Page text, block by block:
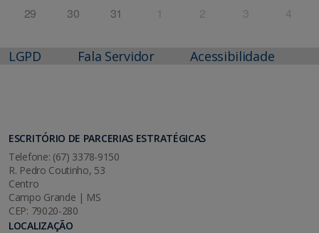
29 30 31 1 2 3 4
LGPD Fala Servidor Acessibilidade
ESCRITÓRIO DE PARCERIAS ESTRATÉGICAS
Telefone: (67) 3378-9150
R. Pedro Coutinho, 53
Centro
Campo Grande | MS
CEP: 79020-280
LOCALIZAÇÃO